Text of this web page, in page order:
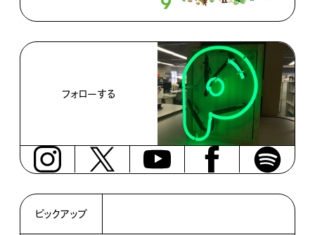
フォローする
ピックアップ